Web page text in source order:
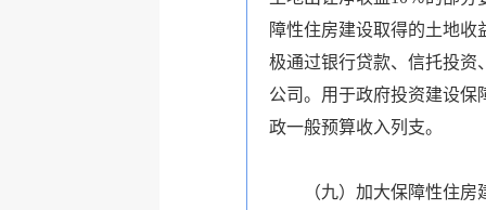
障性住房建设取得的土地
极通过银行贷款、信托投资
公司。用于政府投资建设保
政一般预算收入列支。
（九）加大保障性住房建